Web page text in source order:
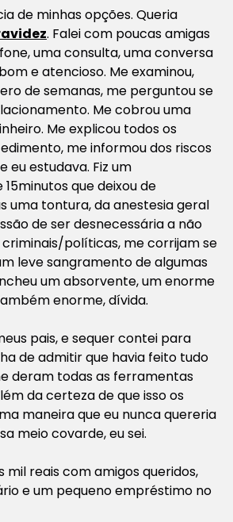
de minhas opções. Queria
. Falei com poucas amigas
uma consulta, uma conversa
e atencioso. Me examinou,
de semanas, me perguntou se
Me cobrou uma
Me explicou todos os
me informou dos riscos
eu estudava. Fiz um
que deixou de
uma tontura, da anestesia geral
de ser desnecessária a não
políticas, me corrijam se
leve sangramento de algumas
um absorvente, um enorme
enorme, dívida.
pais, e sequer contei para
de admitir que havia feito tudo
deram todas as ferramentas
da certeza de que isso os
maneira que eu nunca quereria
meio covarde, eu sei.
mil reais com amigos queridos,
e um pequeno empréstimo no